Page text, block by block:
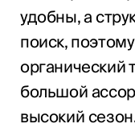
удобны, а
поиск,
органический
большой
высокий